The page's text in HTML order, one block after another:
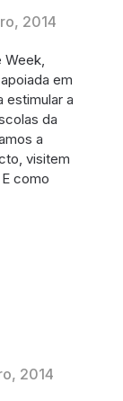
2014
Week,
em
estimular a
da
a
visitem
como
2014